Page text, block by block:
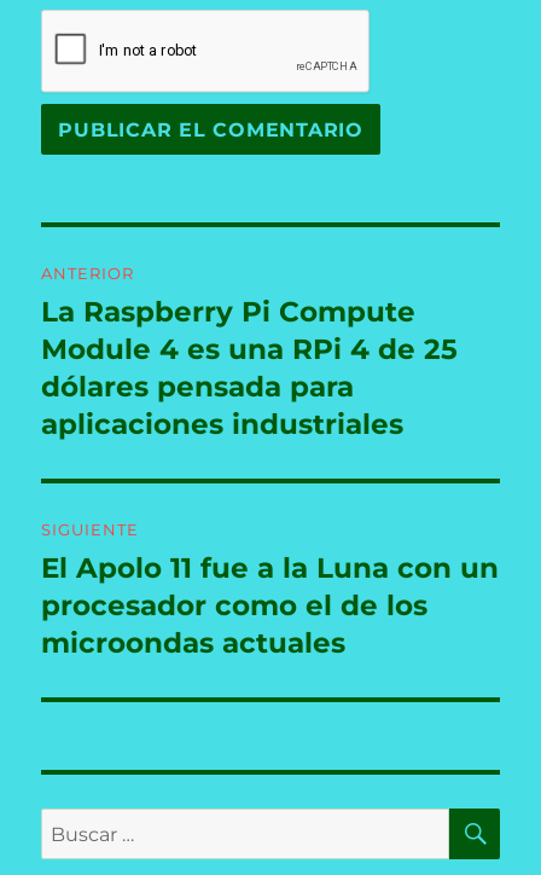
de
entradas
ANTERIOR
Entrada
anterior:
La Raspberry Pi Compute
Module 4 es una RPi 4 de 25
dólares pensada para
aplicaciones industriales
SIGUIENTE
Entrada
siguiente:
El Apolo 11 fue a la Luna con un
procesador como el de los
microondas actuales
Buscar
por: